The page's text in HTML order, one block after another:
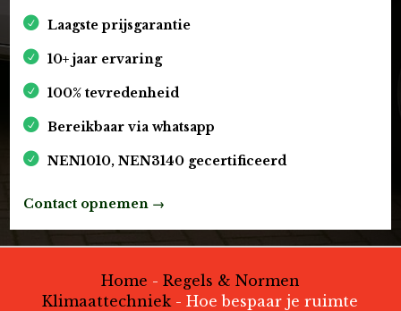
Laagste prijsgarantie
10+ jaar ervaring
100% tevredenheid
Bereikbaar via whatsapp
NEN1010, NEN3140 gecertificeerd
Contact opnemen →
Home - Regels & Normen
Klimaattechniek -Hoe bespaar je ruimte